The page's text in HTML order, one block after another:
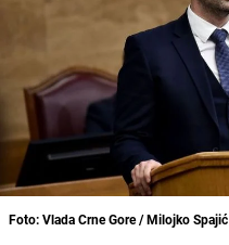
Foto: Vlada Crne Gore / Milojko Spajić